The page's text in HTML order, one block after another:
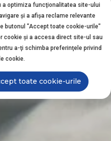
a optimiza funcţionalitatea site-ului
şi a afişa reclame relevante
butonul "Accept toate cookie-urile"
cookie şi a accesa direct site-ul sau
a-ţi schimba preferinţele privind
cookie.
toate cookie-urile